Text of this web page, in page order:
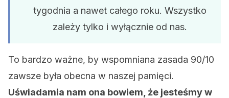
tygodnia a nawet całego roku. Wszystko
zależy tylko i wyłącznie od nas.
To bardzo ważne, by wspomniana zasada 90/10
zawsze była obecna w naszej pamięci.
Uświadamia nam ona bowiem, że jesteśmy w